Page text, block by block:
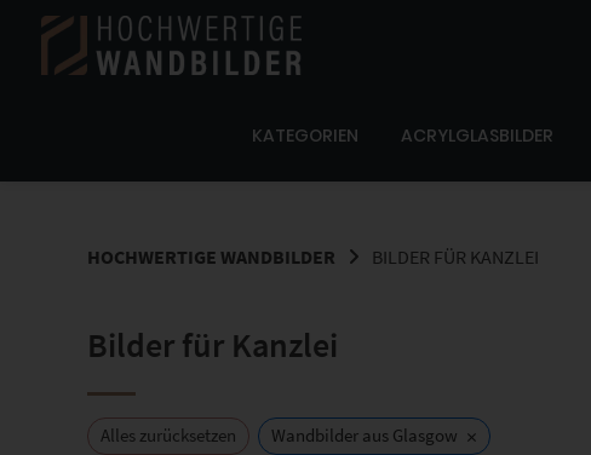
Springe
Inhalt
KATEGORIEN ACRYLGLASBILDER
HOCHWERTIGE WANDBILDER BILDER FÜR KANZLEI
Bilder für Kanzlei
Alles zurücksetzen Wandbilder aus Glasgow ×